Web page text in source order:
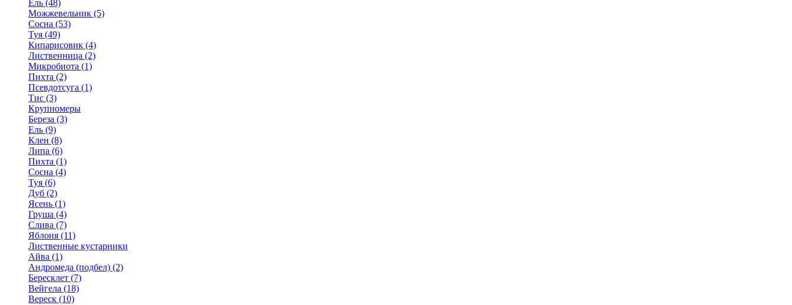
Ель (48)
Можжевельник (5)
Сосна (53)
Туя (49)
Кипарисовик (4)
Лиственница (2)
Микробиота (1)
Пихта (2)
Псевдотсуга (1)
Тис (3)
Крупномеры
Береза (3)
Ель (9)
Клен (8)
Липа (6)
Пихта (1)
Сосна (4)
Туя (6)
Дуб (2)
Ясень (1)
Груша (4)
Слива (7)
Яблоня (11)
Лиственные кустарники
Айва (1)
Андромеда (подбел) (2)
Бересклет (7)
Вейгела (18)
Вереск (10)